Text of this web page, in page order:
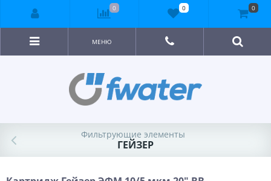
МЕНЮ
Фильтрующие элементы
ГЕЙЗЕР
0 0 0